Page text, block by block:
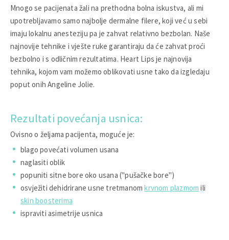
Mnogo se pacijenata žali na prethodna bolna iskustva, ali mi
upotrebljavamo samo najbolje dermalne filere, koji već u sebi
imaju lokalnu anesteziju pa je zahvat relativno bezbolan. Naše
najnovije tehnike i vješte ruke garantiraju da će zahvat proći
bezbolno i s odličnim rezultatima. Heart Lips je najnovija
tehnika, kojom vam možemo oblikovati usne tako da izgledaju
poput onih Angeline Jolie.
Rezultati povećanja usnica:
Ovisno o željama pacijenta, moguće je:
blago povećati volumen usana
naglasiti oblik
popuniti sitne bore oko usana ("pušačke bore")
osvježiti dehidrirane usne tretmanomkrvnom plazmom ili
skin boosterima
ispraviti asimetrije usnica